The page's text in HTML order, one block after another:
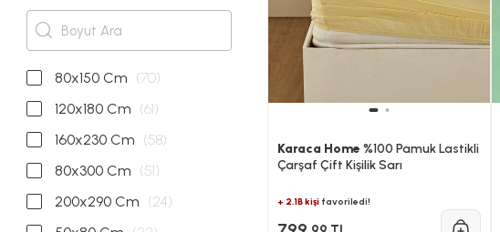
80x150 Cm (70)
120x180 Cm (61)
160x230 Cm (58)
80x300 Cm (51)
200x290 Cm (24)
Karaca Home %100 Pamuk Lastikli
Çarşaf Çift Kişilik Sarı
+ 2.1B kişifavoriledi!